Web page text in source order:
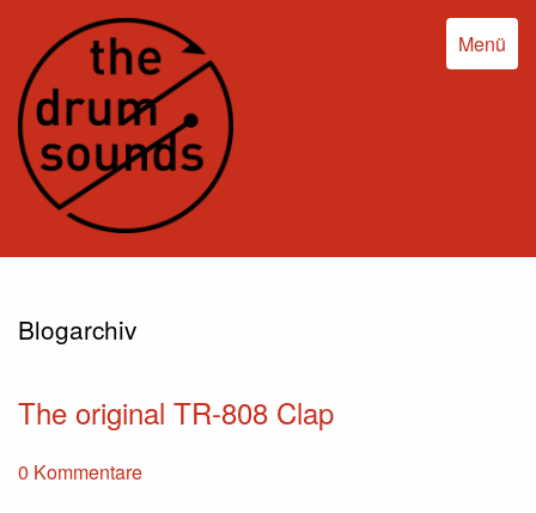
Menü
Blogarchiv
The original TR-808 Clap
0 Kommentare